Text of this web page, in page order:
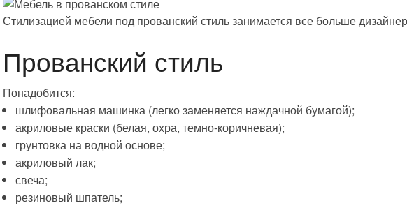
Стилизацией мебели под прованский стиль занимается все больше
Прованский стиль
Понадобится:
шлифовальная машинка (легко заменяется наждачной бумагой);
акриловые краски (белая, охра, темно-коричневая);
грунтовка на водной основе;
акриловый лак;
свеча;
резиновый шпатель;